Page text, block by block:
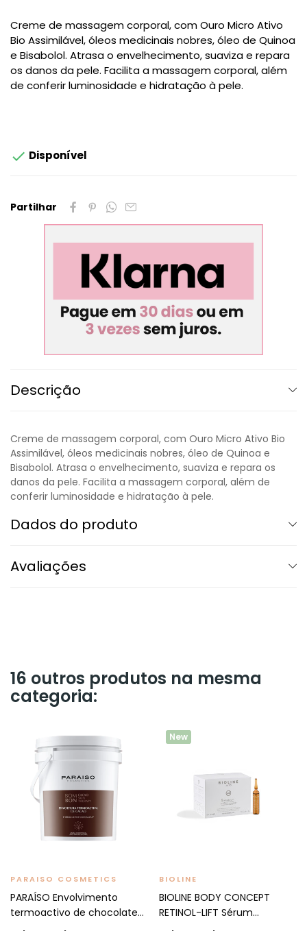
Creme de massagem corporal, com Ouro Micro Ativo
Bio Assimilável, óleos medicinais nobres, óleo de Quinoa
e Bisabolol. Atrasa o envelhecimento, suaviza e repara
os danos da pele. Facilita a massagem corporal, além
de conferir luminosidade e hidratação à pele.
 Disponível
Partilhar
Descrição
Creme de massagem corporal, com Ouro Micro Ativo Bio
Assimilável, óleos medicinais nobres, óleo de Quinoa e
Bisabolol. Atrasa o envelhecimento, suaviza e repara os
danos da pele. Facilita a massagem corporal, além de
conferir luminosidade e hidratação à pele.
Dados do produto
Avaliações
16 outros produtos na mesma
categoria:
PARAISO COSMETICS
PARAÍSO Envolvimento
termoactivo de chocolate
1Kg
New
BIOLINE
BIOLINE BODY CONCEPT
RETINOL-LIFT Sérum...